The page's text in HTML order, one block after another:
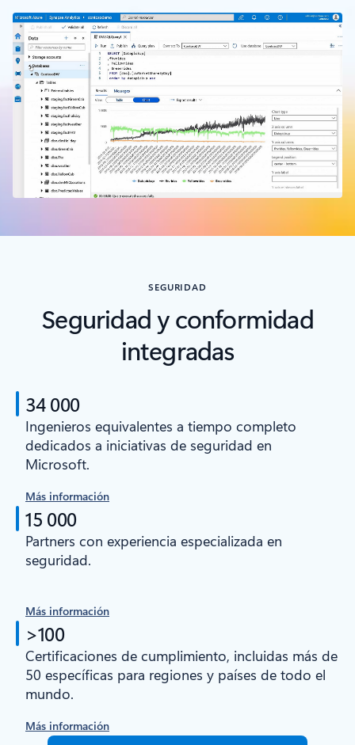
SEGURIDAD
Seguridad y conformidad
integradas
34 000
Ingenieros equivalentes a tiempo completo
dedicados a iniciativas de seguridad en
Microsoft.
Más información
15 000
Partners con experiencia especializada en
seguridad.
Más información
>100
Certificaciones de cumplimiento, incluidas más de
50 específicas para regiones y países de todo el
mundo.
Más información